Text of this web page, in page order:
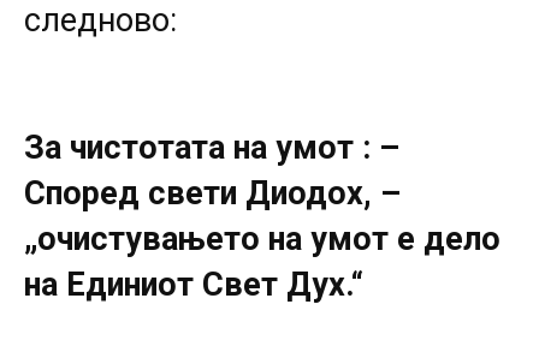
следново:
За чистотата на умот : –
Според свети Диодох, –
„очистувањето на умот е дело
на Единиот Свет Дух.“